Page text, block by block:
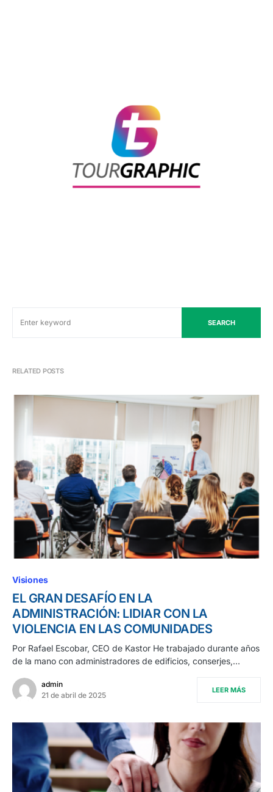
SEARCH
RELATED POSTS
Visiones
EL GRAN DESAFÍO EN LA
ADMINISTRACIÓN: LIDIAR CON LA
VIOLENCIA EN LAS COMUNIDADES
Por Rafael Escobar, CEO de Kastor He trabajado durante años
de la mano con administradores de edificios, conserjes,…
admin
21 de abril de 2025
LEER MÁS